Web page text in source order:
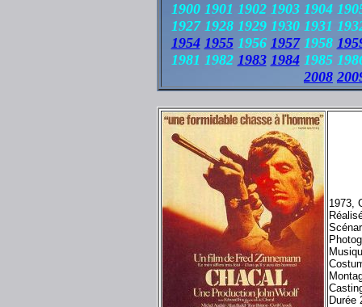
1900 1901 1902 1903 1904
1927 1928 1929 1930 1931
1954 19551956 19571958
1981 1982 1983 19841985
2008
1973,
Durée